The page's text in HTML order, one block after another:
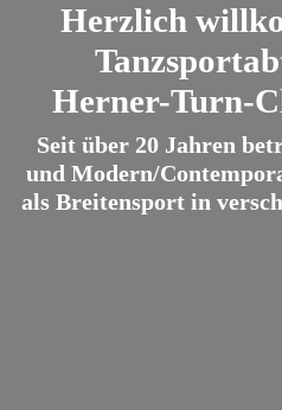
Herzlich
Herner-Turn-
Seit über 20 Jahren
und Modern/
als Breitensport in